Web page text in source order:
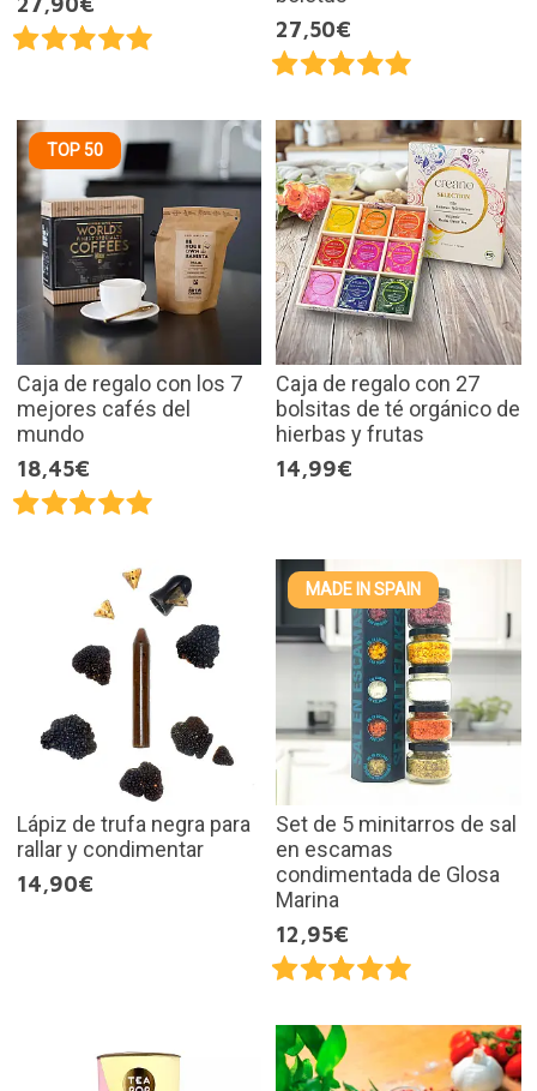
27,50€
TOP 50
Caja de regalo con los 7
mejores cafés del
mundo
18,45€
Caja de regalo con 27
bolsitas de té orgánico de
hierbas y frutas
14,99€
Lápiz de trufa negra para
rallar y condimentar
14,90€
MADE IN SPAIN
Set de 5 minitarros de sal
en escamas
condimentada de Glosa
Marina
12,95€